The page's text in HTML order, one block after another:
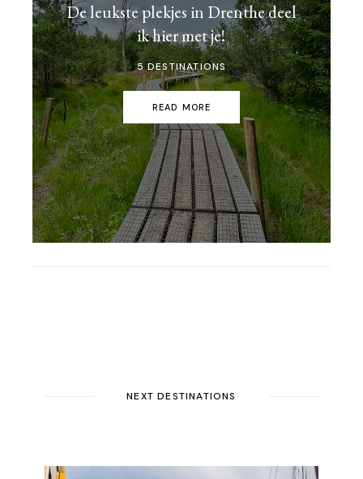
De leukste plekjes in Drenthe deel
ik hier met je!
5 DESTINATIONS
READ MORE
NEXT DESTINATIONS